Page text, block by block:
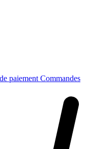
paiement Commandes